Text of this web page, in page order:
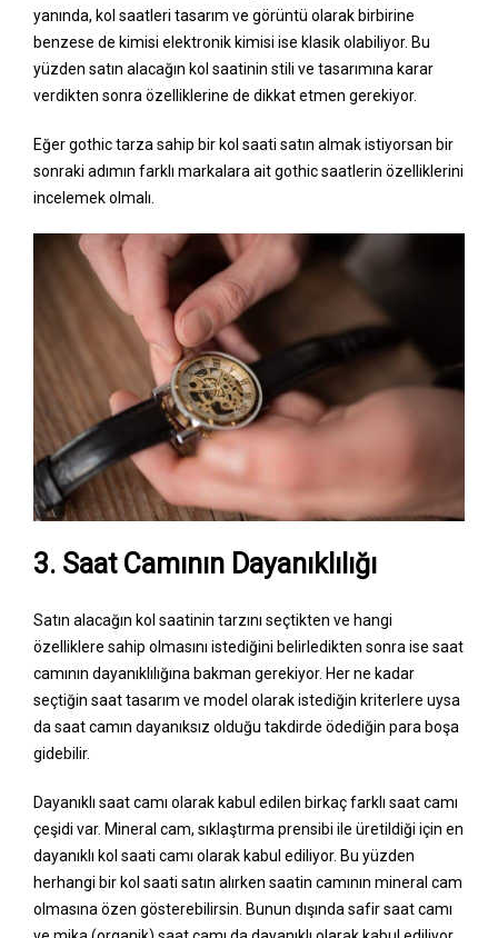
yanında, kol saatleri tasarım ve görüntü olarak birbirine
benzese de kimisi elektronik kimisi ise klasik olabiliyor. Bu
yüzden satın alacağın kol saatinin stili ve tasarımına karar
verdikten sonra özelliklerine de dikkat etmen gerekiyor.
Eğer gothic tarza sahip bir kol saati satın almak istiyorsan bir
sonraki adımın farklı markalara ait gothic saatlerin özelliklerini
incelemek olmalı.
3. Saat Camının Dayanıklılığı
Satın alacağın kol saatinin tarzını seçtikten ve hangi
özelliklere sahip olmasını istediğini belirledikten sonra ise saat
camının dayanıklılığına bakman gerekiyor. Her ne kadar
seçtiğin saat tasarım ve model olarak istediğin kriterlere uysa
da saat camın dayanıksız olduğu takdirde ödediğin para boşa
gidebilir.
Dayanıklı saat camı olarak kabul edilen birkaç farklı saat camı
çeşidi var. Mineral cam, sıklaştırma prensibi ile üretildiği için en
dayanıklı kol saati camı olarak kabul ediliyor. Bu yüzden
herhangi bir kol saati satın alırken saatin camının mineral cam
olmasına özen gösterebilirsin. Bunun dışında safir saat camı